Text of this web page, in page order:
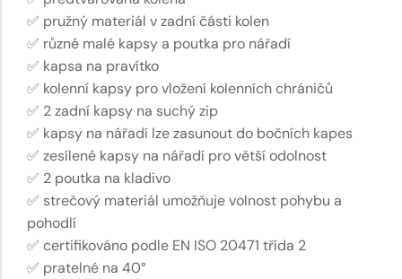
✅ pružný materiál v zadní části kolen
✅ různé malé kapsy a poutka pro nářadí
✅ kapsa na pravítko
✅ kolenní kapsy pro vložení kolenních chráničů
✅ 2 zadní kapsy na suchý zip
✅ kapsy na nářadí lze zasunout do bočních kapes
✅ zesílené kapsy na nářadí pro větší odolnost
✅ 2 poutka na kladivo
✅ strečový materiál umožňuje volnost pohybu a
pohodlí
✅ certifikováno podle EN ISO 20471 třída 2
✅ pratelné na 40°